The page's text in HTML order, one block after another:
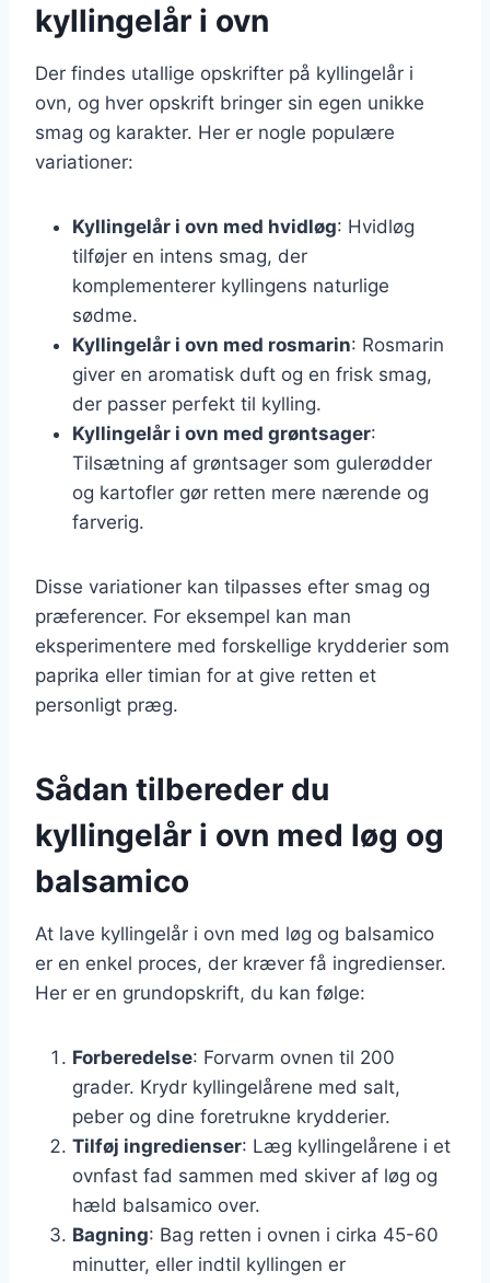
kyllingelår i ovn
Der findes utallige opskrifter på kyllingelår i
ovn, og hver opskrift bringer sin egen unikke
smag og karakter. Her er nogle populære
variationer:
Kyllingelår i ovn med hvidløg: Hvidløg
tilføjer en intens smag, der
komplementerer kyllingens naturlige
sødme.
Kyllingelår i ovn med rosmarin: Rosmarin
giver en aromatisk duft og en frisk smag,
der passer perfekt til kylling.
Kyllingelår i ovn med grøntsager:
Tilsætning af grøntsager som gulerødder
og kartofler gør retten mere nærende og
farverig.
Disse variationer kan tilpasses efter smag og
præferencer. For eksempel kan man
eksperimentere med forskellige krydderier som
paprika eller timian for at give retten et
personligt præg.
Sådan tilbereder du
kyllingelår i ovn med løg og
balsamico
At lave kyllingelår i ovn med løg og balsamico
er en enkel proces, der kræver få ingredienser.
Her er en grundopskrift, du kan følge:
Forberedelse: Forvarm ovnen til 200
grader. Krydr kyllingelårene med salt,
peber og dine foretrukne krydderier.
Tilføj ingredienser: Læg kyllingelårene i et
ovnfast fad sammen med skiver af løg og
hæld balsamico over.
Bagning: Bag retten i ovnen i cirka 45-60
minutter, eller indtil kyllingen er